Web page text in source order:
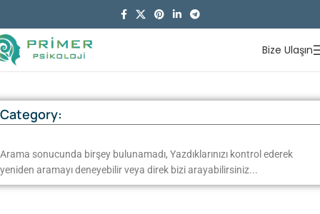
Bize Ulaşın
Category:
Arama sonucunda birşey bulunamadı, Yazdıklarınızı kontrol ederek
yeniden aramayı deneyebilir veya direk bizi arayabilirsiniz...